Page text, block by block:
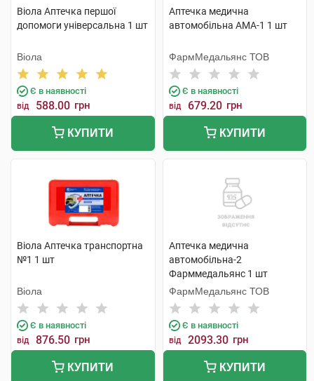
Віола Аптечка першої
допомоги універсальна 1 шт
Віола
Є в наявності
від 588.00 грн
КУПИТИ
Аптечка медична
автомобільна АМА-1 1 шт
ФармМедальянс ТОВ
Є в наявності
від 679.20 грн
КУПИТИ
Віола Аптечка транспортна
№1 1 шт
Віола
Є в наявності
від 876.50 грн
КУПИТИ
Аптечка медична
автомобільна-2
Фарммедальянс 1 шт
ФармМедальянс ТОВ
Є в наявності
від 2093.30 грн
КУПИТИ